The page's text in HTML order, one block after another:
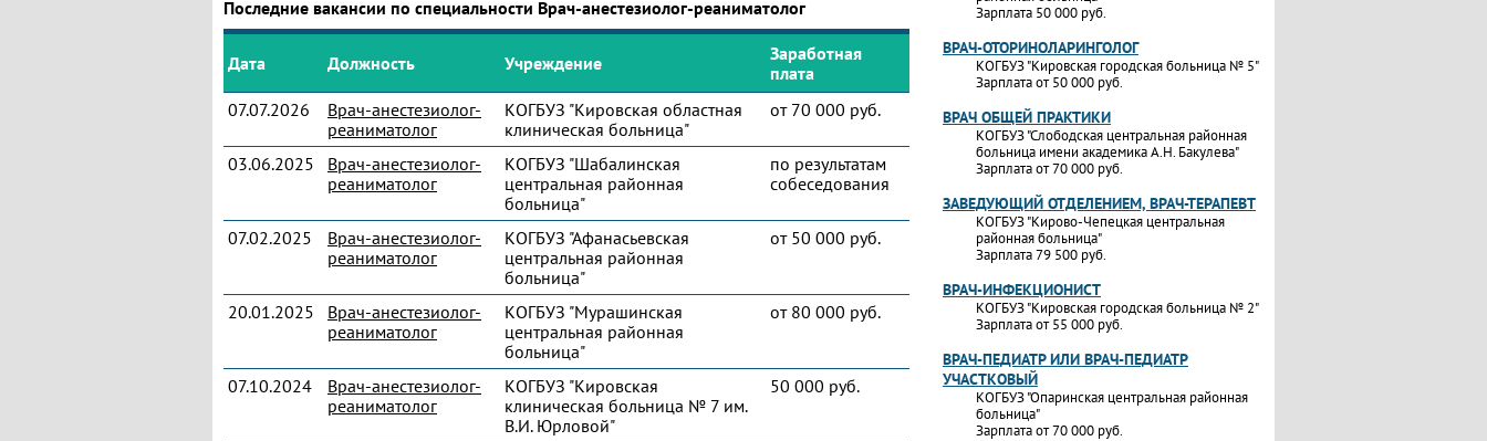
Последние вакансии по специальности Врач-анестезиолог-реаниматолог
Дата Должность Учреждение
Заработная
плата
07.07.2026
Врач-анестезиолог-
реаниматолог
КОГБУЗ "Кировская областная
клиническая больница"
от 70 000 руб.
03.06.2025
Врач-анестезиолог-
реаниматолог
КОГБУЗ "Шабалинская
центральная районная
больница"
по результатам
собеседования
07.02.2025
Врач-анестезиолог-
реаниматолог
КОГБУЗ "Афанасьевская
центральная районная
больница"
от 50 000 руб.
20.01.2025
Врач-анестезиолог-
реаниматолог
КОГБУЗ "Мурашинская
центральная районная
больница"
от 80 000 руб.
07.10.2024
Врач-анестезиолог-
реаниматолог
КОГБУЗ "Кировская
клиническая больница № 7 им.
В.И. Юрловой"
50 000 руб.
Зарплата 50 000 руб.
ВРАЧ-ОТОРИНОЛАРИНГОЛОГ
КОГБУЗ "Кировская городская больница № 5"
Зарплата от 50 000 руб.
ВРАЧ ОБЩЕЙ ПРАКТИКИ
КОГБУЗ "Слободская центральная районная
больница имени академика А.Н. Бакулева"
Зарплата от 70 000 руб.
ЗАВЕДУЮЩИЙ ОТДЕЛЕНИЕМ, ВРАЧ-ТЕРАПЕВТ
КОГБУЗ "Кирово-Чепецкая центральная
районная больница"
Зарплата 79 500 руб.
ВРАЧ-ИНФЕКЦИОНИСТ
КОГБУЗ "Кировская городская больница № 2"
Зарплата от 55 000 руб.
ВРАЧ-ПЕДИАТР ИЛИ ВРАЧ-ПЕДИАТР
УЧАСТКОВЫЙ
КОГБУЗ "Опаринская центральная районная
больница"
Зарплата от 70 000 руб.